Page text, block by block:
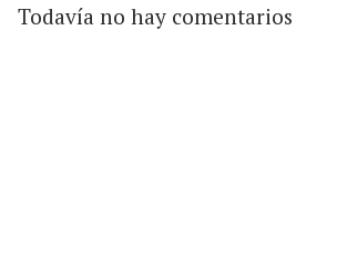
Todavía no hay comentarios